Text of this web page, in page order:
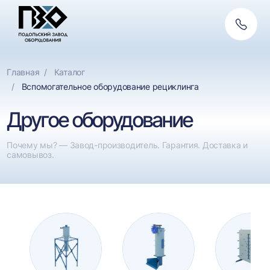
связь
Главная
Каталог
Вспомогательное оборудование рециклинга
Другое оборудование
Почему мы? — Завод-производитель. Гарантия. Доставка и
самовывоз.